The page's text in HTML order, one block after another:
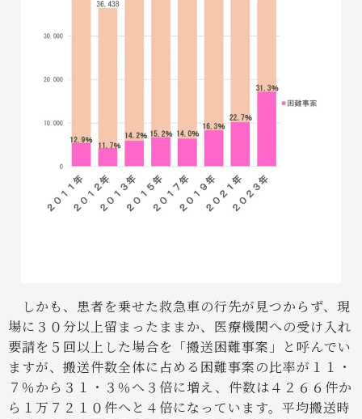
しかも、患者を乗せた救急車の行先が見つからず、現
場に３０分以上留まったままか、医療機関への受け入れ
要請を５回以上した場合を「搬送困難事案」と呼んでい
ますが、搬送件数全体に占める困難事案の比率が１１・
７％から３１・３％へ３倍に増え、件数は４２６６件か
ら１万７２１０件へと４倍になっています。平均搬送時